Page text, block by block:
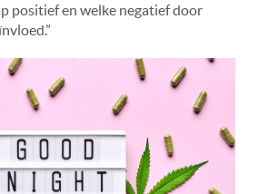
positief en welke negatief door